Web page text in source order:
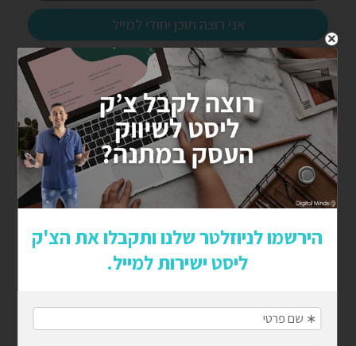
אני רוצה תוכן יחודי למייל
עקבו אחרינו
מאמרים נוספים
5 אסטרטגיות אוטומציה שישנו את השיווק הדיגיטלי של
להישאר מרותקים